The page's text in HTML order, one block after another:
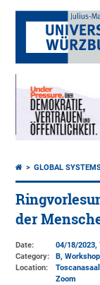
GLOBAL
der
Date:
04/18/2023,
Category:
B,
Location:
Zoom